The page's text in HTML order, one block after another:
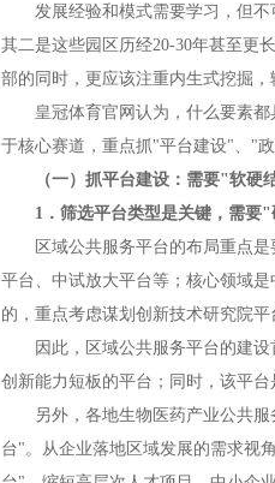
发展经验和模式需要学习，但
其二是这些园区历经20-30年甚至更
部的同时，更应该注重内生式挖掘
皇冠体育官网认为，什么要素
于核心赛道，重点抓"平台建设"、"
（一）抓平台建设：需要"软
1．筛选平台类型是关键，需要
区域公共服务平台的布局重点
平台、中试放大平台等；核心领域
的，重点考虑谋划创新技术研究院平
因此，区域公共服务平台的建
创新能力短板的平台；同时，该平
另外，各地生物医药产业公共
台"。从企业落地区域发展的需求视